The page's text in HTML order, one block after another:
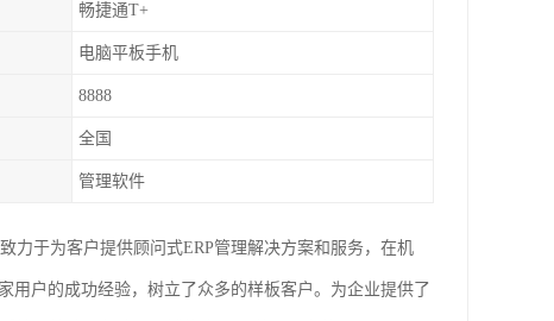
畅捷通T+
电脑平板手机
8888
全国
管理软件
力于为客户提供顾问式ERP管理解决方案和服务，在机
用户的成功经验，树立了众多的样板客户。为企业提供了